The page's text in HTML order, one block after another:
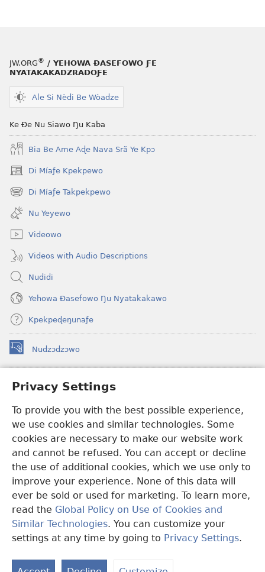
Privacy Settings
To provide you with the best possible experience,
we use cookies and similar technologies. Some
cookies are necessary to make our website work
and cannot be refused. You can accept or decline
the use of additional cookies, which we use only to
improve your experience. None of this data will
ever be sold or used for marketing. To learn more,
read the Global Policy on Use of Cookies and
Similar Technologies. You can customize your
settings at any time by going to Privacy Settings.
kɔpiwɔwɔ
JW.ORG® / YEHOWA ƉASEFOWO ƑE
NYATAKAKADZRAƉOƑE
Ale Si Nèdi Be Wòadze
Ke Ðe Nu Siawo Ŋu Kaba
Bia Be Ame Aɖe Nava Srã Ye Kpɔ
Di Míaƒe Kpekpewo
(opens
new
window)
Di Míaƒe Takpekpewo
(opens
new
window)
Nu Yeyewo
Videowo
Videos with Audio Descriptions
Nudidi
Yehowa Ðasefowo Ŋu Nyatakakawo
Kpekpeɖeŋunaƒe
Nudzɔdzɔwo
(opens
new
Gbetakpɔxɔ INTERNET DZI AGBALẼDZRAƉOƑE
(opens
window)JW Hub
(opens
new
window)JW Library
Watchtower Library
Copyright© 2026 Watch Tower Bible and Tract Society of Pennsylvania.
EZAZÃ ŊUTI ƉOƉO|AMEŊUNYATAKAKA ŊUTI ƉOƉO|PRIVACY
SETTINGS